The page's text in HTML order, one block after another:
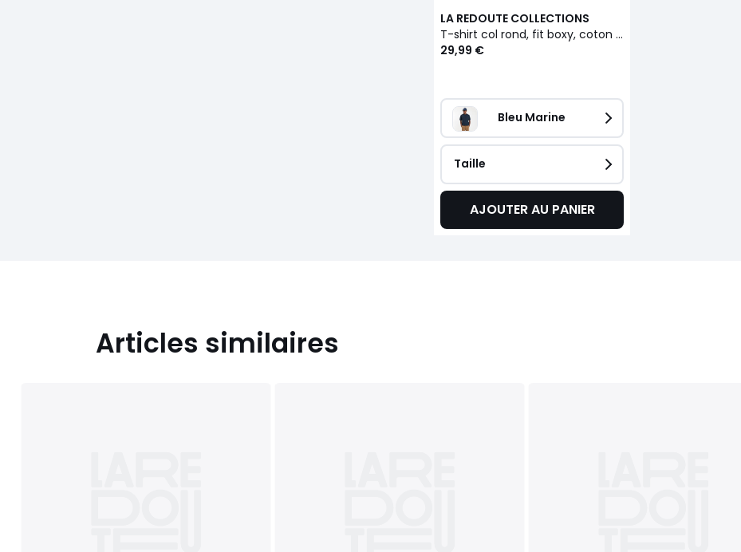
LA REDOUTE COLLECTIONS
T-shirt col rond, fit boxy, coton épais, au toucher doux
29,99 €
Bleu Marine
Taille
AJOUTER AU PANIER
Articles similaires